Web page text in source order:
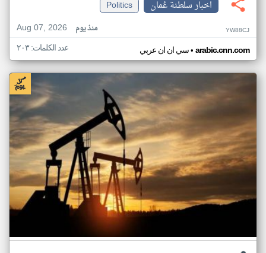
اخبار سلطنة عُمان
Politics
Aug 07, 2026
منذ يوم YW88CJ
سي ان ان عربي• arabic.cnn.com عدد الكلمات: ٢٠٣